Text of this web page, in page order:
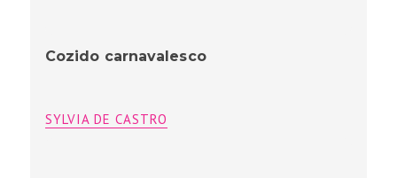
Cozido carnavalesco
SYLVIA DE CASTRO